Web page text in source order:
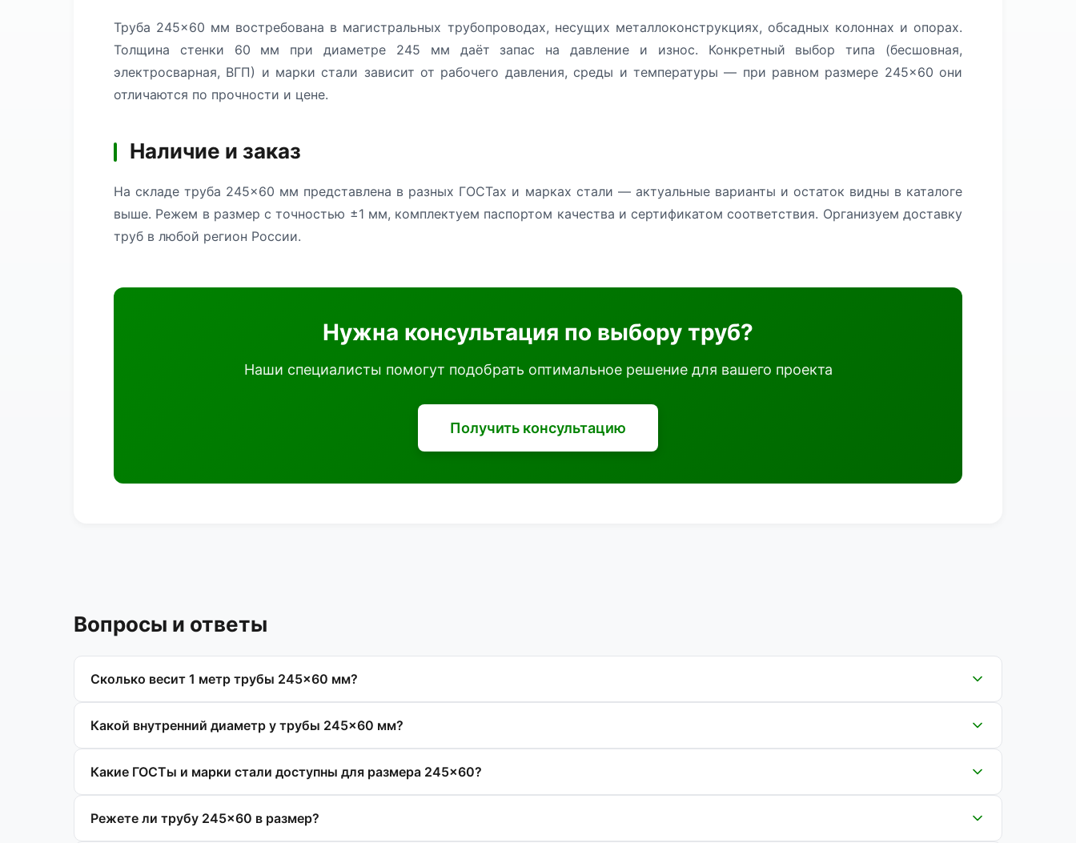
Труба 245×60 мм востребована в магистральных трубопроводах, несущих металлоконструкциях, обсадных колоннах и опорах.
Толщина стенки 60 мм при диаметре 245 мм даёт запас на давление и износ. Конкретный выбор типа (бесшовная,
электросварная, ВГП) и марки стали зависит от рабочего давления, среды и температуры — при равном размере 245×60 они
отличаются по прочности и цене.
Наличие и заказ
На складе труба 245×60 мм представлена в разных ГОСТах и марках стали — актуальные варианты и остаток видны в каталоге
выше. Режем в размер с точностью ±1 мм, комплектуем паспортом качества и сертификатом соответствия. Организуем доставку
труб в любой регион России.
Нужна консультация по выбору труб?
Наши специалисты помогут подобрать оптимальное решение для вашего проекта
Получить консультацию
Вопросы и ответы
Сколько весит 1 метр трубы 245×60 мм?
Какой внутренний диаметр у трубы 245×60 мм?
Какие ГОСТы и марки стали доступны для размера 245×60?
Режете ли трубу 245×60 в размер?